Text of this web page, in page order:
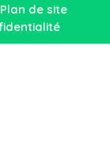
Plan de site